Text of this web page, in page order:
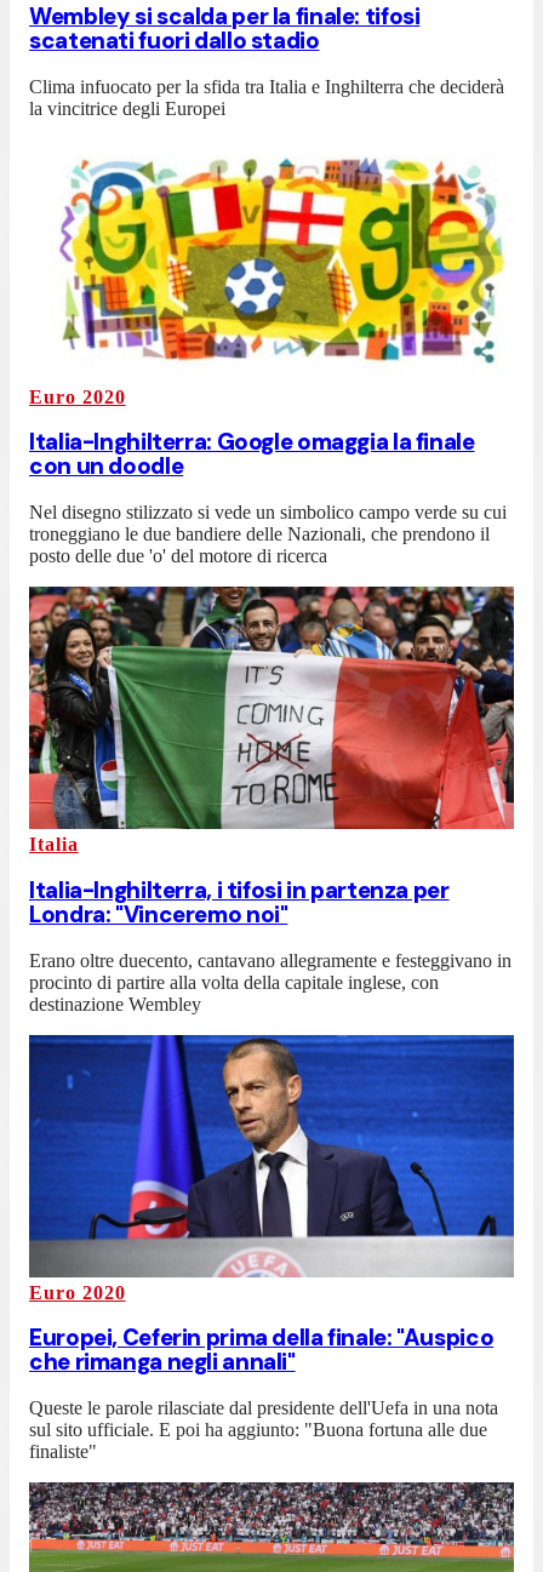
Wembley si scalda per la finale: tifosi
scatenati fuori dallo stadio
Clima infuocato per la sfida tra Italia e Inghilterra che deciderà
la vincitrice degli Europei
Euro 2020
Italia-Inghilterra: Google omaggia la finale
con un doodle
Nel disegno stilizzato si vede un simbolico campo verde su cui
troneggiano le due bandiere delle Nazionali, che prendono il
posto delle due 'o' del motore di ricerca
Italia
Italia-Inghilterra, i tifosi in partenza per
Londra: "Vinceremo noi"
Erano oltre duecento, cantavano allegramente e festeggivano in
procinto di partire alla volta della capitale inglese, con
destinazione Wembley
Euro 2020
Europei, Ceferin prima della finale: "Auspico
che rimanga negli annali"
Queste le parole rilasciate dal presidente dell'Uefa in una nota
sul sito ufficiale. E poi ha aggiunto: "Buona fortuna alle due
finaliste"